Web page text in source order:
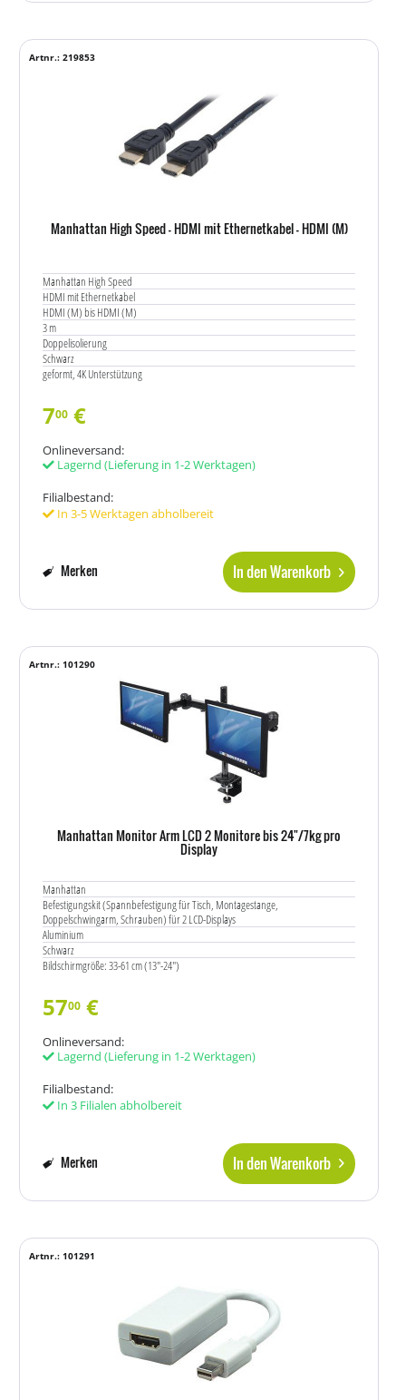
Manhattan High Speed - HDMI mit Ethernetkabel - HDMI (M)
Manhattan High Speed
HDMI mit Ethernetkabel
HDMI (M) bis HDMI (M)
3 m
Doppelisolierung
Schwarz
geformt, 4K Unterstützung
Artnr.: 219853
700 €
Onlineversand:
Lagernd (Lieferung in 1-2 Werktagen)
Filialbestand:
In 3-5 Werktagen abholbereit
In den Warenkorb
Merken
Manhattan Monitor Arm LCD 2 Monitore bis 24"/7kg pro
Display
Manhattan
Befestigungskit (Spannbefestigung für Tisch, Montagestange,
Doppelschwingarm, Schrauben) für 2 LCD-Displays
Aluminium
Schwarz
Bildschirmgröße: 33-61 cm (13"-24")
Artnr.: 101290
5700 €
Onlineversand:
Lagernd (Lieferung in 1-2 Werktagen)
Filialbestand:
In 3 Filialen abholbereit
In den Warenkorb
Merken
Artnr.: 101291